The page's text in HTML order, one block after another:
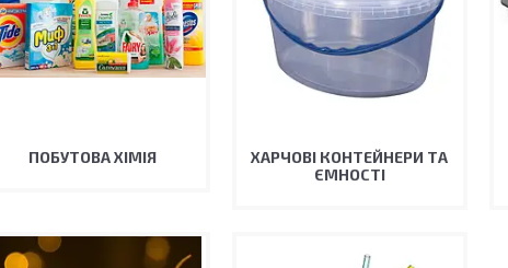
ПОБУТОВА ХІМІЯ
ХАРЧОВІ КОНТЕЙНЕРИ ТА
ЄМНОСТІ